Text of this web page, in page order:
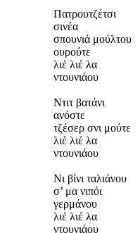
Πατρουτζέτσι
σινέα
σπουνιά μούλτου
ουρούτε
λιέ λιέ λα
ντουνιάου
Ντιτ βατάνι
ανόστε
τζέσερ σνι μούτε
λιέ λιέ λα
ντουνιάου
Νι βίνι ταλιάνου
σ’ μα νιπόι
γερμάνου
λιέ λιέ λα
ντουνιάου